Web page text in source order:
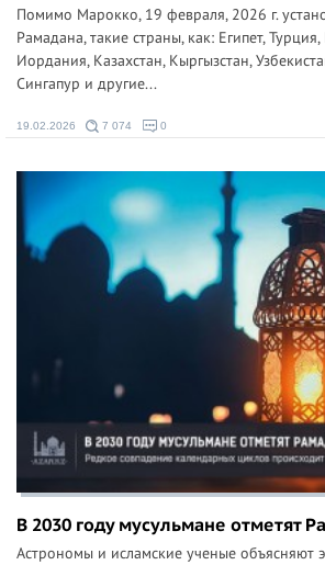
Помимо Марокко, 19 февраля, 2026 г.
Рамадана, такие страны, как: Египет,
Иордания, Казахстан, Кыргызстан,
Сингапур и другие...
19.02.2026 7 074 0
В 2030 году мусульмане отметят
Астрономы и исламские ученые объясняют